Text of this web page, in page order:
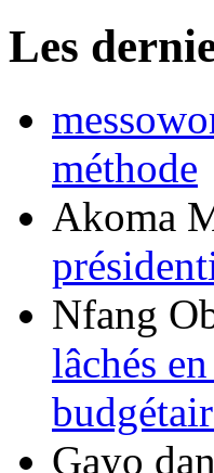
Les
méthode
Akoma
Nfang
lâchés
Gayo